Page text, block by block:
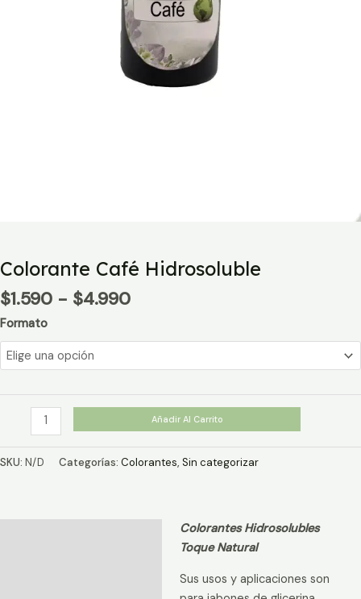
Colorante Café Hidrosoluble
$1.590 - $4.990Rango
precios:
$1.590
hasta
$4.990
Formato
Colorante
Hidrosoluble
Añadir Al Carrito
SKU: N/D Categorías: Colorantes, Sin categorizar
Colorantes Hidrosolubles
Toque Natural
Sus usos y aplicaciones son